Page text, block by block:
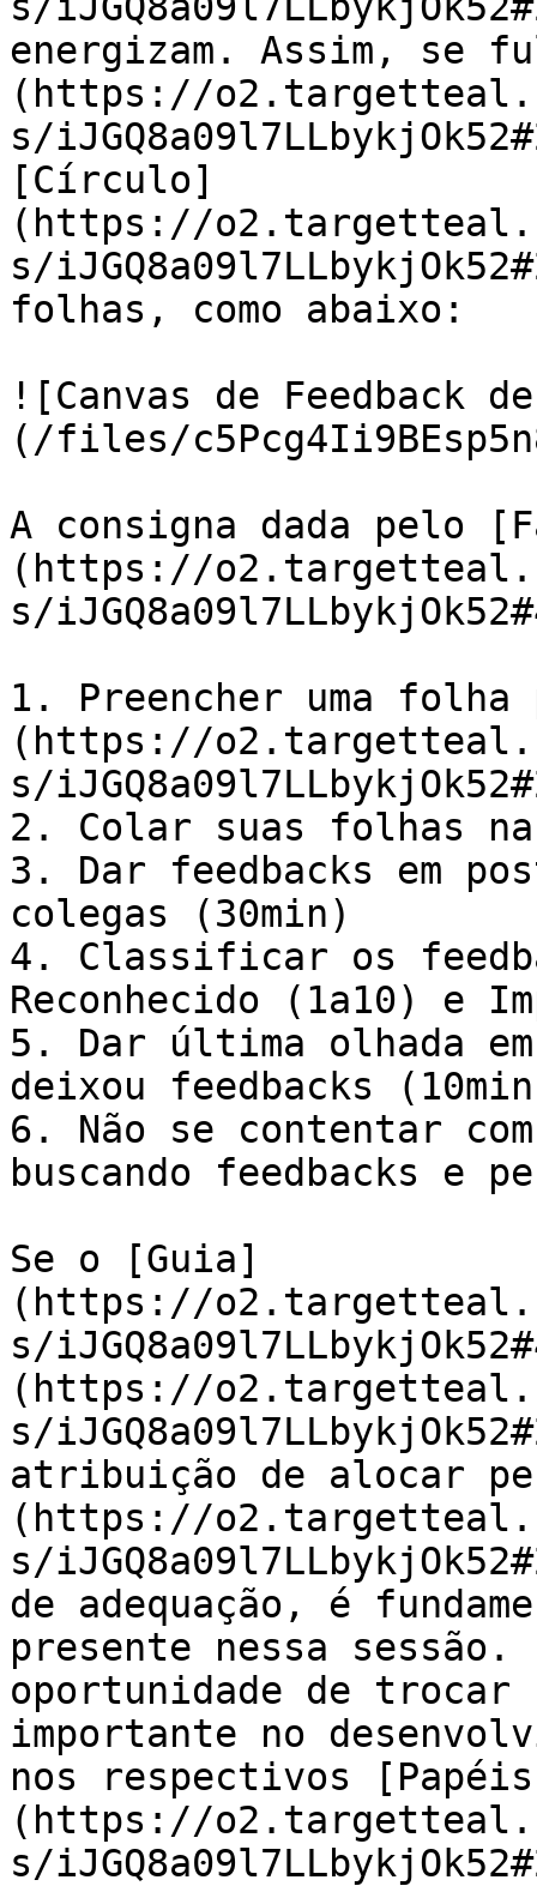
energizam. Assim, se
(https://
s/
[Círculo]
(https://
s/
folhas, como abaixo:
![Canvas de Feedback
(/files/
A consigna dada pelo
(https://
s/
1. Preencher uma
(https://
s/
2. Colar suas folhas na
3. Dar feedbacks em
colegas (30min)
4. Classificar os
Reconhecido (1a10) e
5. Dar última olhada
deixou feedbacks
6. Não se contentar
buscando feedbacks e
Se o [Guia]
(https://
s/
(https://
s/
atribuição de alocar
(https://
s/
de adequação, é
presente nessa
oportunidade de trocar
importante no
nos respectivos
(https://
s/